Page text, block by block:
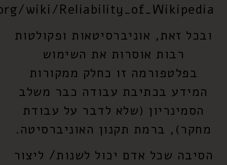
wiki/Reliability_of_Wikipedia)
ובכל זאת, אוניברסיטאות ופקולטות
רבות אוסרות את השימוש
בפלטפורמה זו כחלק ממקורות
המידע בכתיבת עבודה כבר משלב
הסמינריון (שלא לדבר על עבודת
מחקר), ברמת תקנון האוניברסיטה.
הסיבה שכל אדם יכול לשנות/ ליצור